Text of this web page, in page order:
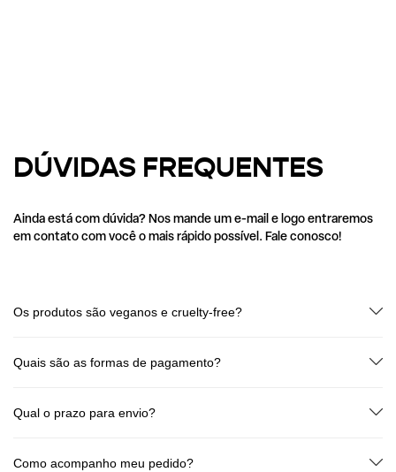
DÚVIDAS FREQUENTES
Ainda está com dúvida? Nos mande um e-mail e logo entraremos
em contato com você o mais rápido possível. Fale conosco!
Os produtos são veganos e cruelty-free?
animais.
Quais são as formas de pagamento?
escondidas!
Qual o prazo para envio?
pagamento. O prazo de entrega varia de acordo com o CEP e o tipo de
Como acompanho meu pedido?